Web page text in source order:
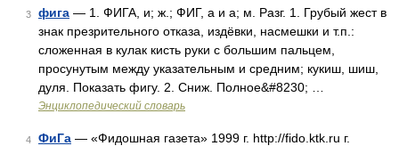
3 фига — 1. ФИГА, и; ж.; ФИГ, а и а; м. Разг. 1. Грубый жест в
знак презрительного отказа, издёвки, насмешки и т.п.:
сложенная в кулак кисть руки с большим пальцем,
просунутым между указательным и средним; кукиш, шиш,
дуля. Показать фигу. 2. Сниж. Полное&#8230; …
Энциклопедический словарь
4 ФиГа — «Фидошная газета» 1999 г. http://fido.ktk.ru г.